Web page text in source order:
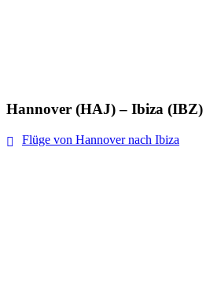
Hannover (HAJ) – Ibiza (IBZ)
Flüge von Hannover nach Ibiza